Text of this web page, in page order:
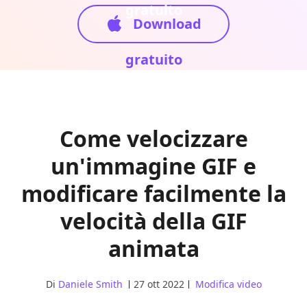
gratuito
Download
gratuito
Come velocizzare
un'immagine GIF e
modificare facilmente la
velocità della GIF
animata
Di Daniele Smith 27 ott 2022 Modifica video